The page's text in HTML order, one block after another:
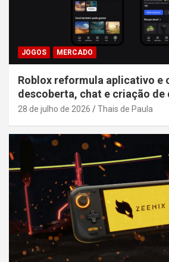
JOGOS MERCADO
Roblox reformula aplicativo e
descoberta, chat e criação de
28 de julho de 2026 Thais de Paula